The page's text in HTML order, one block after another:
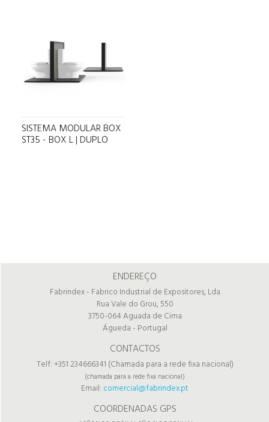
SISTEMA MODULAR BOX
ST35 - BOX L | DUPLO
ENDEREÇO
Fabrindex - Fabrico Industrial de Expositores, Lda
Rua Vale do Grou, 550
3750-064 Aguada de Cima
Águeda - Portugal
CONTACTOS
Telf: +351 234666341 (Chamada para a rede fixa nacional)
(chamada para a rede fixa nacional)
Email: comercial@fabrindex.pt
COORDENADAS GPS